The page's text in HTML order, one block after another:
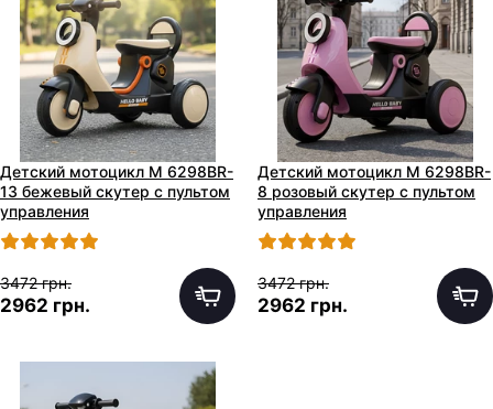
Детский мотоцикл M 6298BR-
13 бежевый скутер с пультом
управления
3472 грн.
2962 грн.
Детский мотоцикл M 6298BR-
8 розовый скутер с пультом
управления
3472 грн.
2962 грн.